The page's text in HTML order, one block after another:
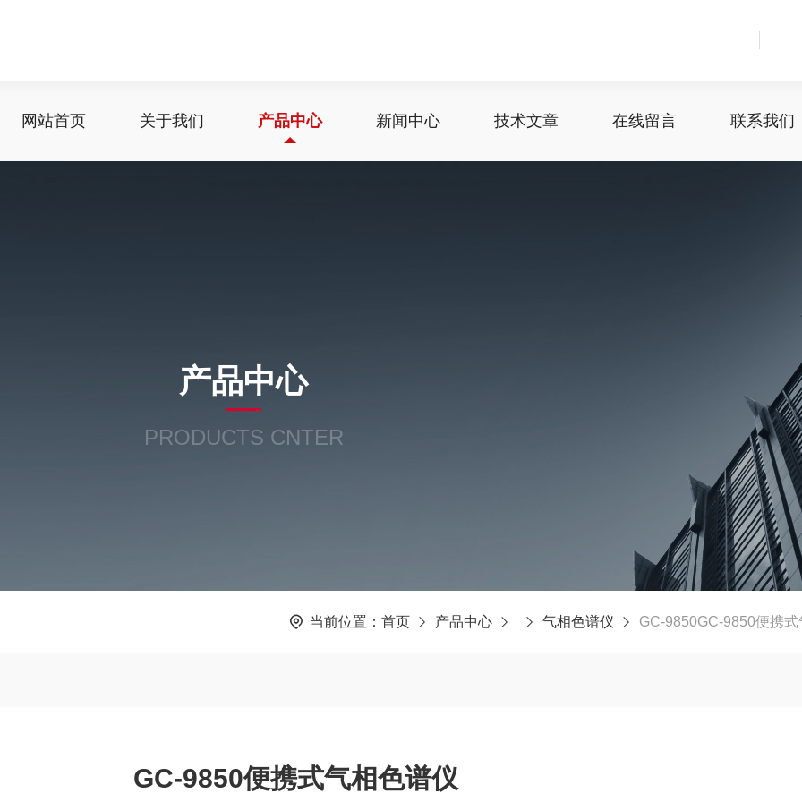
网站首页 关于我们 产品中心 新闻中心 技术文章 在线留言 联系我们
产品中心
PRODUCTS CNTER
当前位置： 首页 产品中心 气相色谱仪 GC-9850GC-9850便携
GC-9850便携式气相色谱仪